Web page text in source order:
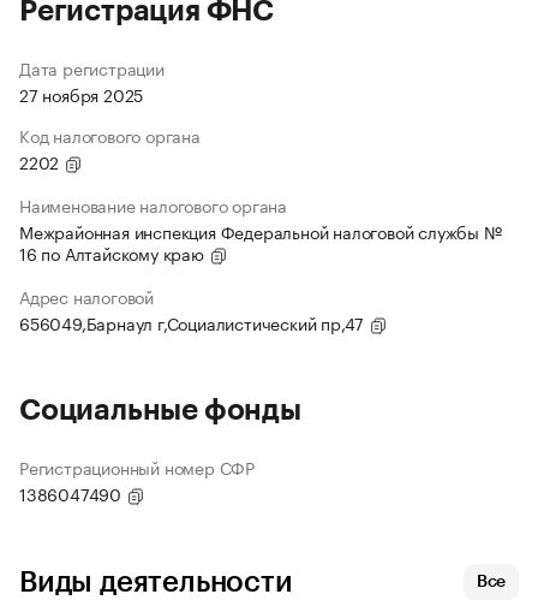
Регистрация ФНС
Дата регистрации
27 ноября 2025
Код налогового органа
2202
Наименование налогового органа
Межрайонная инспекция Федеральной налоговой службы №
16 по Алтайскому краю
Адрес налоговой
656049,Барнаул г,Социалистический пр,47
Социальные фонды
Регистрационный номер СФР
1386047490
Виды деятельности Все